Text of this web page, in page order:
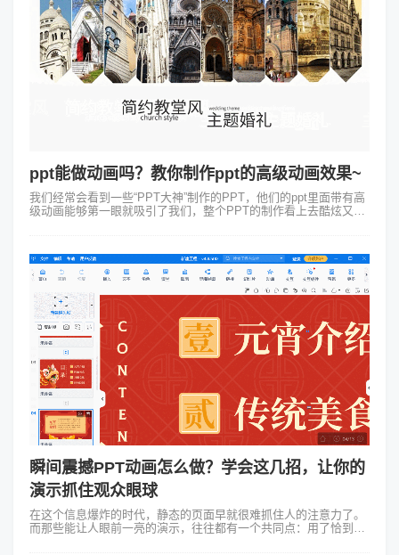
ppt能做动画吗？教你制作ppt的高级动画效果~
我们经常会看到一些“PPT大神”制作的PPT，他们的ppt里面带有高
级动画能够第一眼就吸引了我们，整个PPT的制作看上去酷炫又富
瞬间震撼PPT动画怎么做？学会这几招，让你的
演示抓住观众眼球
在这个信息爆炸的时代，静态的页面早就很难抓住人的注意力了。
而那些能让人眼前一亮的演示，往往都有一个共同点：用了恰到好